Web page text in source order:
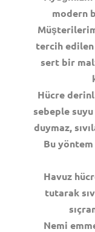
modern
tercih edilen
sert bir
Hücre
sebeple
duymaz,
Bu
Havuz
tutarak
Nemi